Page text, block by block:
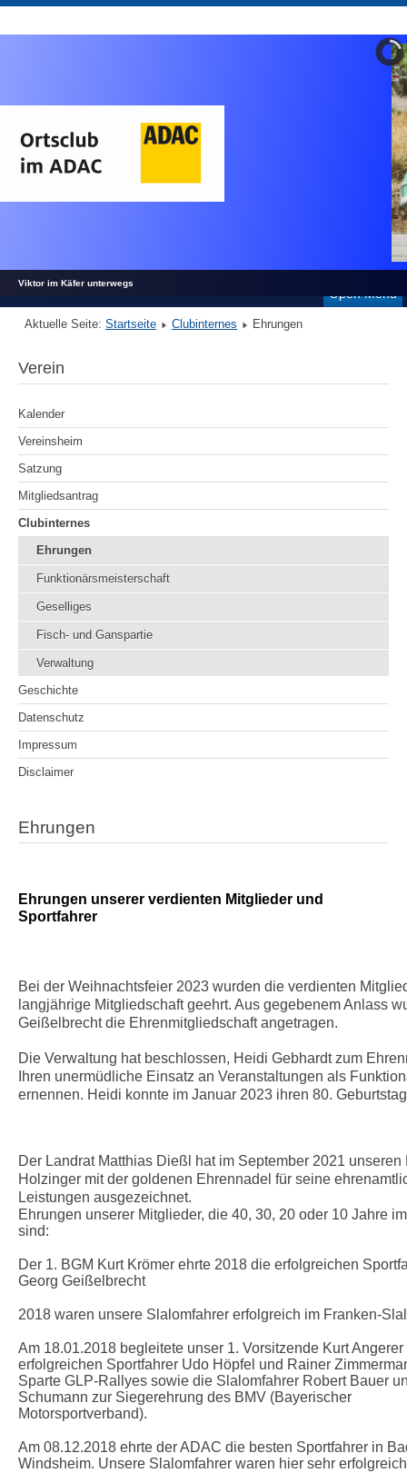
Viktor im Käfer unterwegs
Open Menu
Aktuelle Seite: Startseite Clubinternes Ehrungen
Verein
Kalender
Vereinsheim
Satzung
Mitgliedsantrag
Clubinternes
Ehrungen
Funktionärsmeisterschaft
Geselliges
Fisch- und Ganspartie
Verwaltung
Geschichte
Datenschutz
Impressum
Disclaimer
Ehrungen
Ehrungen unserer verdienten Mitglieder und
Sportfahrer
Bei der Weihnachtsfeier 2023 wurden die verdienten
langjährige Mitgliedschaft geehrt. Aus gegebenem Anlass
Geißelbrecht die Ehrenmitgliedschaft angetragen.
Die Verwaltung hat beschlossen, Heidi Gebhardt zum
Ihren unermüdliche Einsatz an Veranstaltungen als
ernennen. Heidi konnte im Januar 2023 ihren 80.
Der Landrat Matthias Dießl hat im September 2021 unseren
Holzinger mit der goldenen Ehrennadel für seine
Leistungen ausgezeichnet.
Ehrungen unserer Mitglieder, die 40, 30, 20 oder 10 Jahre
sind:
Der 1. BGM Kurt Krömer ehrte 2018 die erfolgreichen
Georg Geißelbrecht
2018 waren unsere Slalomfahrer erfolgreich im Franken-
Am 18.01.2018 begleitete unser 1. Vorsitzende Kurt Angerer
erfolgreichen Sportfahrer Udo Höpfel und Rainer
Sparte GLP-Rallyes sowie die Slalomfahrer Robert Bauer
Schumann zur Siegerehrung des BMV (Bayerischer
Motorsportverband).
Am 08.12.2018 ehrte der ADAC die besten Sportfahrer in
Windsheim. Unsere Slalomfahrer waren hier sehr